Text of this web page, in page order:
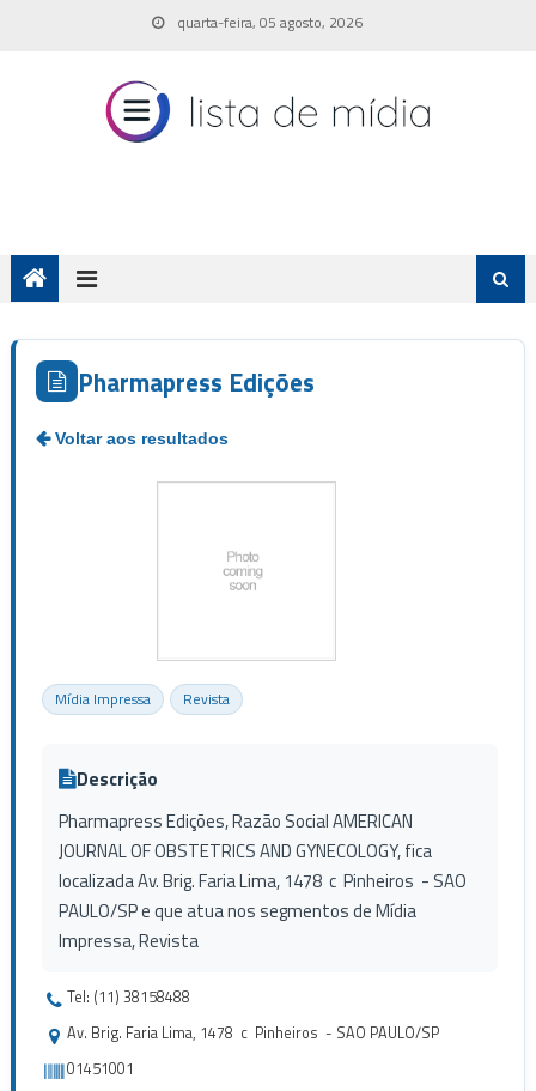
quarta-feira, 05 agosto, 2026
Pharmapress Edições
Mídia Impressa Revista
Descrição
Pharmapress Edições, Razão Social AMERICAN
JOURNAL OF OBSTETRICS AND GYNECOLOGY, fica
localizada Av. Brig. Faria Lima, 1478 c Pinheiros - SAO
PAULO/SP e que atua nos segmentos de Mídia
Impressa, Revista
Tel: (11) 38158488
Av. Brig. Faria Lima, 1478 c Pinheiros - SAO PAULO/SP
01451001